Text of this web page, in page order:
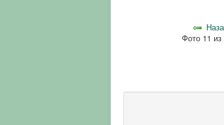
Фото 11 из